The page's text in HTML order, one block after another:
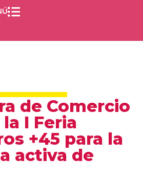
de Comercio
I Feria
+45 para la
activa de